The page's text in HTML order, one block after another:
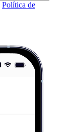
Política de